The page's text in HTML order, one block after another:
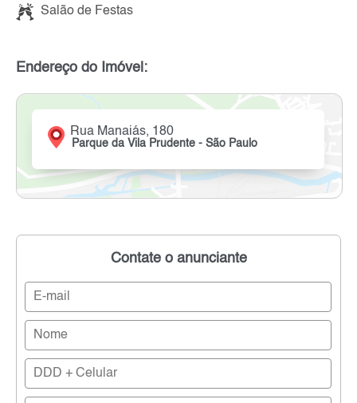
Salão de Festas
Endereço do Imóvel:
Rua Manaiás, 180
Parque da Vila Prudente - São Paulo
Contate o anunciante